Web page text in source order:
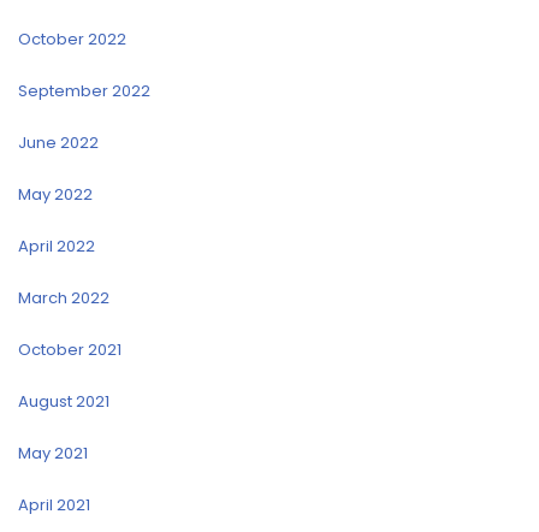
October 2022
September 2022
June 2022
May 2022
April 2022
March 2022
October 2021
August 2021
May 2021
April 2021